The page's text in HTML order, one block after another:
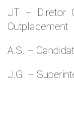
JT – Diretor
Outplacement
A.S. –
J.G. –